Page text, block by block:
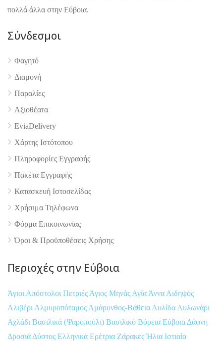
4.9
πολλά άλλα στην Εύβοια.
Σύνδεσμοι
Φαγητό
Διαμονή
Παραλίες
Αξιοθέατα
EviaDelivery
Χάρτης Ιστότοπου
Πληροφορίες Εγγραφής
Πακέτα Εγγραφής
Κατασκευή Ιστοσελίδας
Χρήσιμα Τηλέφωνα
Φόρμα Επικοινωνίας
Όροι & Προϋποθέσεις Xρήσης
Περιοχές στην Εύβοια
Άγιοι Απόστολοι Πετριές Άγιος Μηνάς Αγία Άννα Αιδηψός
Αλιβέρι Αλμυροπόταμος Αμάρυνθος-Βάθεια Αυλίδα Αυλωνάρι
Αχλάδι Βασιλικά (Ψαροπούλι) Βασιλικό Βόρεια Εύβοια Δάφνη
Δροσιά Δύστος Ελληνικά Ερέτρια ΖάρακεςΉλια Ιστιαία